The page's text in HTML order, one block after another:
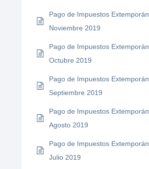
Pago de Impuestos
Noviembre 2019
Pago de Impuestos
Octubre 2019
Pago de Impuestos
Septiembre 2019
Pago de Impuestos
Agosto 2019
Pago de Impuestos
Julio 2019